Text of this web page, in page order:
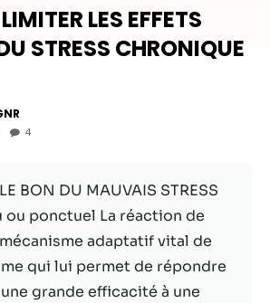
LES EFFETS
STRESS CHRONIQUE
4
BON DU MAUVAIS STRESS
ou ponctuel La réaction de
adaptatif vital de
qui lui permet de répondre
grande efficacité à une